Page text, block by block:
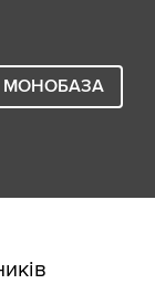
МОНОБАЗА